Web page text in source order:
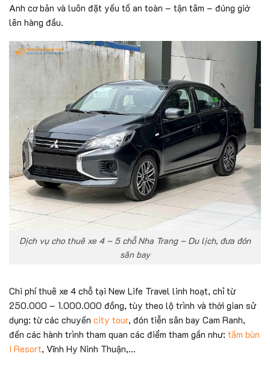
Anh cơ bản và luôn đặt yếu tố an toàn – tận tâm – đúng giờ
lên hàng đầu.
Dịch vụ cho thuê xe 4 – 5 chỗ Nha Trang – Du lịch, đưa đón
sân bay
Chi phí thuê xe 4 chỗ tại New Life Travel linh hoạt, chỉ từ
250.000 – 1.000.000 đồng, tùy theo lộ trình và thời gian sử
dụng: từ các chuyến city tour, đón tiễn sân bay Cam Ranh,
đến các hành trình tham quan các điểm tham gần như: tắm bùn
I Resort, Vĩnh Hy Ninh Thuận,…